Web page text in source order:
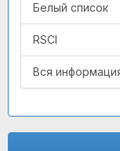
Белый список
RSCI
Вся